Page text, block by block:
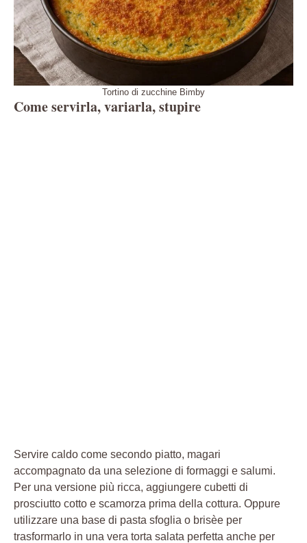
Tortino di zucchine Bimby
Come servirla, variarla, stupire
Servire caldo come secondo piatto, magari
accompagnato da una selezione di formaggi e salumi.
Per una versione più ricca, aggiungere cubetti di
prosciutto cotto e scamorza prima della cottura. Oppure
utilizzare una base di pasta sfoglia o brisèe per
trasformarlo in una vera torta salata perfetta anche per